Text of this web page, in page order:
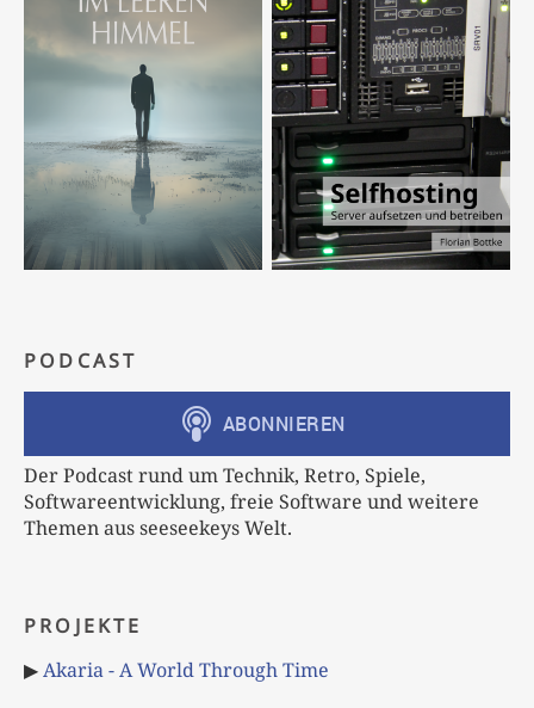
PODCAST
Der Podcast rund um Technik, Retro, Spiele,
Softwareentwicklung, freie Software und weitere
Themen aus seeseekeys Welt.
PROJEKTE
▶Akaria - A World Through Time